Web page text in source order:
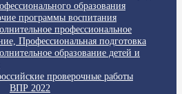
образования
программы воспитания
профессиональное
Профессиональная подготовка
образование детей и
проверочные работы
ВПР 2022